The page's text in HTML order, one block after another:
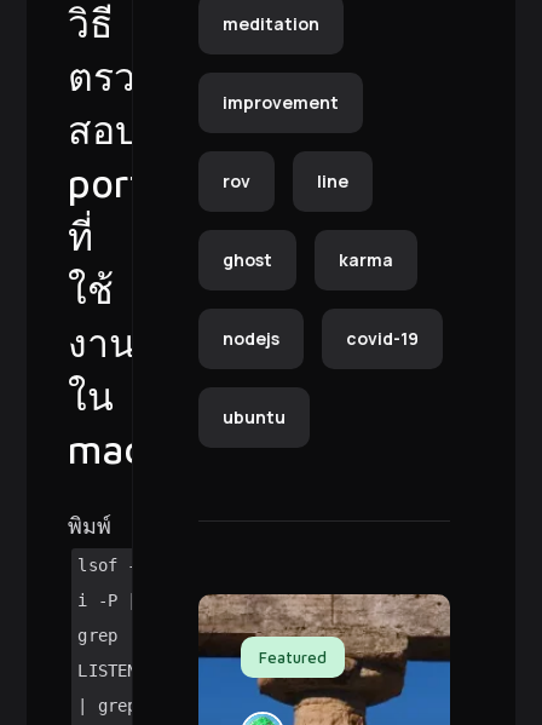
วิธี
ตรวจ
สอบ
port
ที่
ใช้
งาน
ใน
macOS
พิมพ์
lsof -
i -P |
grep
LISTEN
| grep
meditation
improvement
rov line
ghost karma
nodejs covid-19
ubuntu
Featured